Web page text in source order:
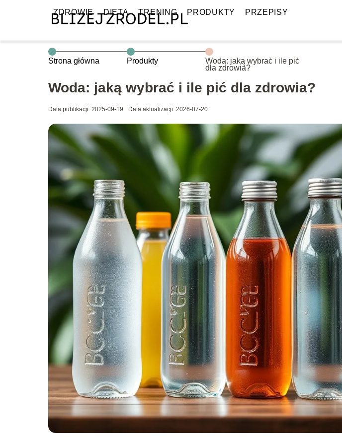
ZDROWIE DIETA TRENING PRODUKTY PRZEPISY
Strona główna Produkty
Woda: jaką wybrać i ile pić
dla zdrowia?
Woda: jaką wybrać i ile pić dla zdrowia?
Data publikacji: 2025-09-19 Data aktualizacji: 2026-07-20